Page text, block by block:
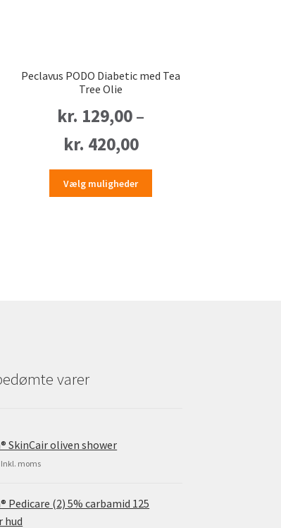
Peclavus PODO Diabetic med Tea
Tree Olie
kr. 129,00–
kr. 420,00Prisinterval:
kr. 129,00
til
Vælg muligheder
varer
SkinCair oliven shower
Inkl. moms
Pedicare (2) 5% carbamid 125
hud